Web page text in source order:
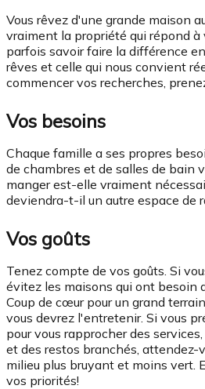
Vous rêvez d'une grande maison
vraiment la propriété qui répond à
parfois savoir faire la différence
rêves et celle qui nous convient
commencer vos recherches,
Vos besoins
Chaque famille a ses propres
de chambres et de salles de bain
manger est-elle vraiment
deviendra-t-il un autre espace de
Vos goûts
Tenez compte de vos goûts. Si
évitez les maisons qui ont besoin
Coup de cœur pour un grand
vous devrez l'entretenir. Si vous
pour vous rapprocher des
et des restos branchés, attendez-
milieu plus bruyant et moins vert.
vos priorités!